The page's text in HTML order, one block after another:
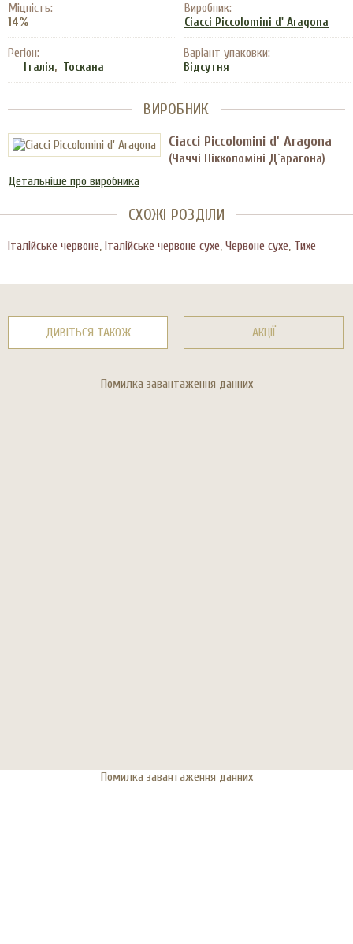
Міцність:
14%
Виробник:
Ciacci Piccolomini d' Aragona
Регіон:
Італія, Тоскана
Варіант упаковки:
Відсутня
ВИРОБНИК
Ciacci Piccolomini d' Aragona
(Чаччі Пікколоміні Д`арагона)
Детальніше про виробника
СХОЖІ РОЗДІЛИ
Італійське червоне, Італійське червоне сухе, Червоне сухе, Тихе
ДИВІТЬСЯ ТАКОЖ АКЦІЇ
Помилка завантаження данних
Помилка завантаження данних